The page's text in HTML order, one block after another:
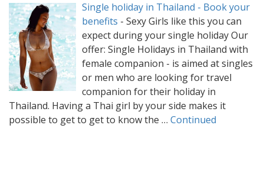
Single holiday in Thailand - Book your
benefits - Sexy Girls like this you can
expect during your single holiday Our
offer: Single Holidays in Thailand with
female companion - is aimed at singles
or men who are looking for travel
companion for their holiday in
Thailand. Having a Thai girl by your side makes it
possible to get to get to know the … Continued